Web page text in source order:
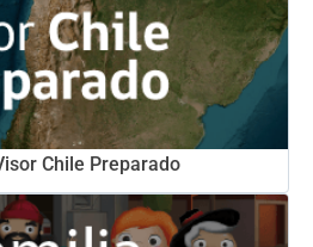
Chile Preparado